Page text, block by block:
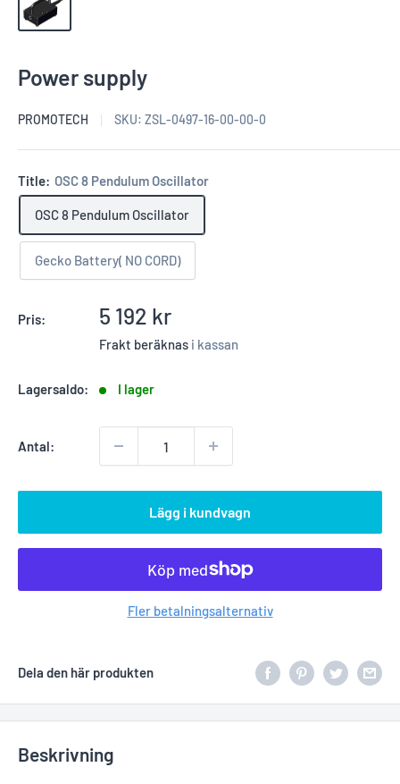
Power supply
PROMOTECH SKU: ZSL-0497-16-00-00-0
Title: OSC 8 Pendulum Oscillator
OSC 8 Pendulum Oscillator
Gecko Battery( NO CORD)
Pris: Reapris
5 192 kr
Frakt beräknas i kassan
Lagersaldo: I lager
Antal:
Lägg i kundvagn
Fler betalningsalternativ
Dela den här produkten
Beskrivning